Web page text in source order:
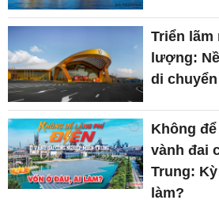
Triển lãm
lượng:
di
Không
vành đai
Trung:
làm?